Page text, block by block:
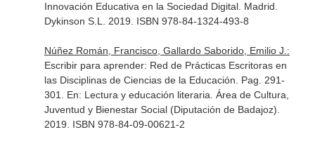
Innovación Educativa en la Sociedad Digital. Madrid.
Dykinson S.L. 2019. ISBN 978-84-1324-493-8
Núñez Román, Francisco, Gallardo Saborido, Emilio J.:
Escribir para aprender: Red de Prácticas Escritoras en
las Disciplinas de Ciencias de la Educación. Pag. 291-
301. En: Lectura y educación literaria . Área de Cultura,
Juventud y Bienestar Social (Diputación de Badajoz).
2019. ISBN 978-84-09-00621-2